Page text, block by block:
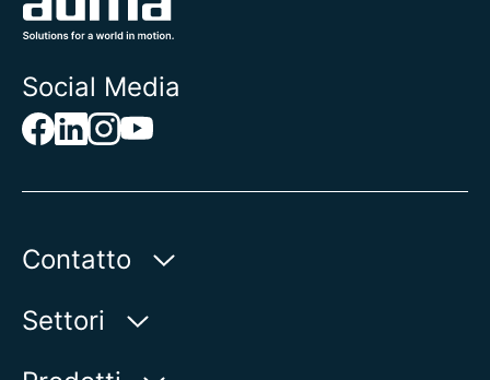
Social Media
Contatto
AUMA Riester
Aumastr 1
Settori
Acqua